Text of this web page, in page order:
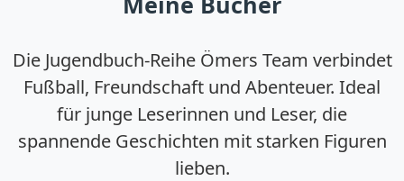
Die Jugendbuch-Reihe Ömers Team verbindet
Fußball, Freundschaft und Abenteuer. Ideal
für junge Leserinnen und Leser, die
spannende Geschichten mit starken Figuren
lieben.